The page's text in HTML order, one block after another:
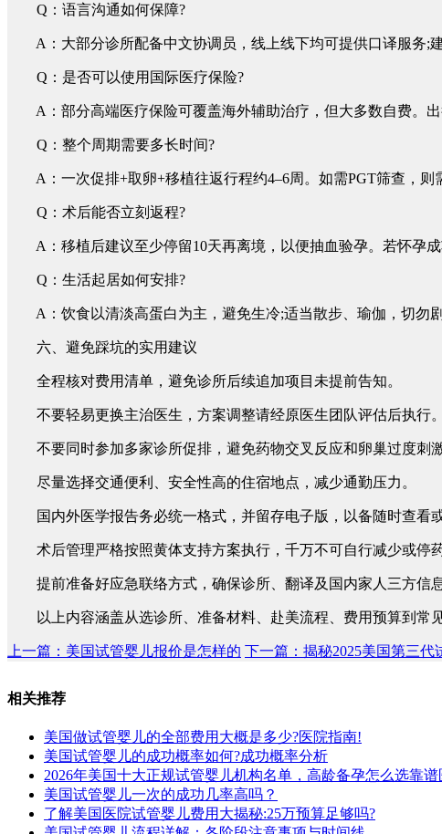
Q：语言沟通如何保障?
A：大部分诊所配备中文协调员，线上线下均可提供口译服务;建
Q：是否可以使用国际医疗保险?
A：部分高端医疗保险可覆盖海外辅助治疗，但大多数自费。出
Q：整个周期需要多长时间?
A：一次促排+取卵+移植往返行程约4–6周。如需PGT筛查，则
Q：术后能否立刻返程?
A：移植后建议至少停留10天再离境，以便抽血验孕。若怀孕成
Q：生活起居如何安排?
A：饮食以清淡高蛋白为主，避免生冷;适当散步、瑜伽，切勿剧
六、避免踩坑的实用建议
全程核对费用清单，避免诊所后续追加项目未提前告知。
不要轻易更换主治医生，方案调整请经原医生团队评估后执行。
不要同时参加多家诊所促排，避免药物交叉反应和卵巢过度刺激
尽量选择交通便利、安全性高的住宿地点，减少通勤压力。
国内外医学报告务必统一格式，并留存电子版，以备随时查看或
术后管理严格按照黄体支持方案执行，千万不可自行减少或停药
提前准备好应急联络方式，确保诊所、翻译及国内家人三方信息
以上内容涵盖从选诊所、准备材料、赴美流程、费用预算到常
上一篇：美国试管婴儿报价是怎样的 下一篇：揭秘2025美国第三
相关推荐
美国做试管婴儿的全部费用大概是多少?医院指南!
美国试管婴儿的成功概率如何?成功概率分析
2026年美国十大正规试管婴儿机构名单，高龄备孕怎么选靠谱
美国试管婴儿一次的成功几率高吗？
了解美国医院试管婴儿费用大揭秘:25万预算足够吗?